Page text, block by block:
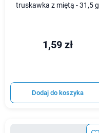
truskawka z miętą - 31,5 g
1,59 zł
Dodaj do koszyka